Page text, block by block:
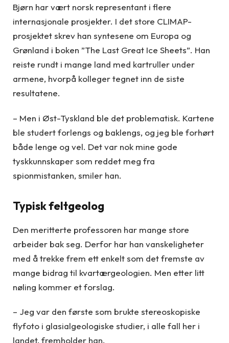
Bjørn har vært norsk representant i flere
internasjonale prosjekter. I det store CLIMAP-
prosjektet skrev han syntesene om Europa og
Grønland i boken ”The Last Great Ice Sheets”. Han
reiste rundt i mange land med kartruller under
armene, hvorpå kolleger tegnet inn de siste
resultatene.
– Men i Øst-Tyskland ble det problematisk. Kartene
ble studert forlengs og baklengs, og jeg ble forhørt
både lenge og vel. Det var nok mine gode
tyskkunnskaper som reddet meg fra
spionmistanken, smiler han.
Typisk feltgeolog
Den meritterte professoren har mange store
arbeider bak seg. Derfor har han vanskeligheter
med å trekke frem ett enkelt som det fremste av
mange bidrag til kvartærgeologien. Men etter litt
nøling kommer et forslag.
– Jeg var den første som brukte stereoskopiske
flyfoto i glasialgeologiske studier, i alle fall her i
landet, fremholder han.